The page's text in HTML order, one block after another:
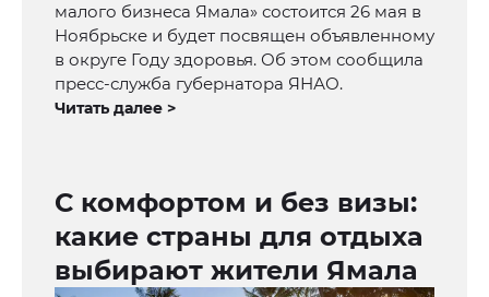
малого бизнеса Ямала» состоится 26 мая в
Ноябрьске и будет посвящен объявленному
в округе Году здоровья. Об этом сообщила
пресс-служба губернатора ЯНАО.
Читать далее >
С комфортом и без визы:
какие страны для отдыха
выбирают жители Ямала